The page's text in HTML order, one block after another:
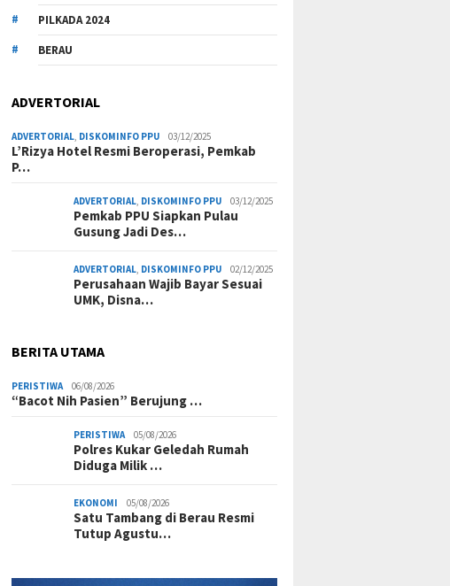
PILKADA 2024
BERAU
ADVERTORIAL
ADVERTORIAL, DISKOMINFO PPU 03/12/2025
L’Rizya Hotel Resmi Beroperasi, Pemkab
P…
ADVERTORIAL, DISKOMINFO PPU 03/12/2025
Pemkab PPU Siapkan Pulau
Gusung Jadi Des…
ADVERTORIAL, DISKOMINFO PPU 02/12/2025
Perusahaan Wajib Bayar Sesuai
UMK, Disna…
BERITA UTAMA
PERISTIWA 06/08/2026
“Bacot Nih Pasien” Berujung …
PERISTIWA 05/08/2026
Polres Kukar Geledah Rumah
Diduga Milik …
EKONOMI 05/08/2026
Satu Tambang di Berau Resmi
Tutup Agustu…